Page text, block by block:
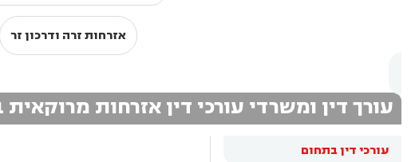
אזרחות זרה ודרכון זר
עורך דין ומשרדי עורכי דין אזרחות
עורכי דין בתחום